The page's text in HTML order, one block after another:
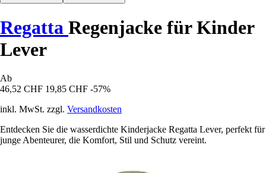
Regatta Regenjacke für Kinder
Lever
Ab
46,52 CHF 19,85 CHF -57%
inkl. MwSt. zzgl. Versandkosten
Entdecken Sie die wasserdichte Kinderjacke Regatta Lever, perfekt für
junge Abenteurer, die Komfort, Stil und Schutz vereint.